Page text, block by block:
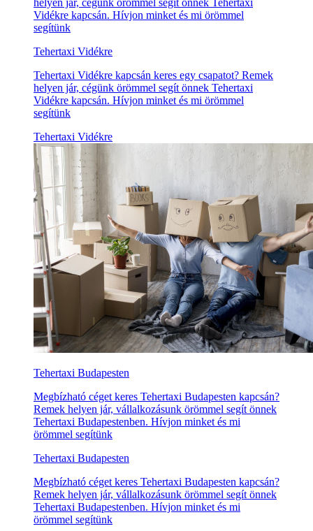
helyen jár, cégünk örömmel segít önnek Tehertaxi
Vidékre kapcsán. Hívjon minket és mi örömmel
segítünk
Tehertaxi Vidékre
Tehertaxi Vidékre kapcsán keres egy csapatot? Remek
helyen jár, cégünk örömmel segít önnek Tehertaxi
Vidékre kapcsán. Hívjon minket és mi örömmel
segítünk
Tehertaxi Vidékre
Tehertaxi Budapesten
Megbízható céget keres Tehertaxi Budapesten kapcsán?
Remek helyen jár, vállalkozásunk örömmel segít önnek
Tehertaxi Budapestenben. Hívjon minket és mi
örömmel segítünk
Tehertaxi Budapesten
Megbízható céget keres Tehertaxi Budapesten kapcsán?
Remek helyen jár, vállalkozásunk örömmel segít önnek
Tehertaxi Budapestenben. Hívjon minket és mi
örömmel segítünk